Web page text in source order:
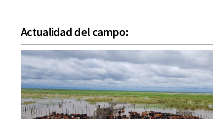
Actualidad del campo: